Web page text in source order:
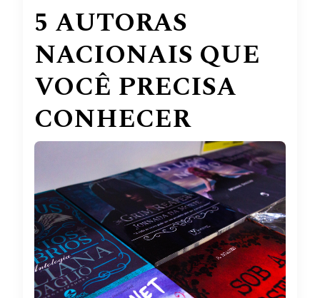
5 AUTORAS
NACIONAIS QUE
VOCÊ PRECISA
CONHECER